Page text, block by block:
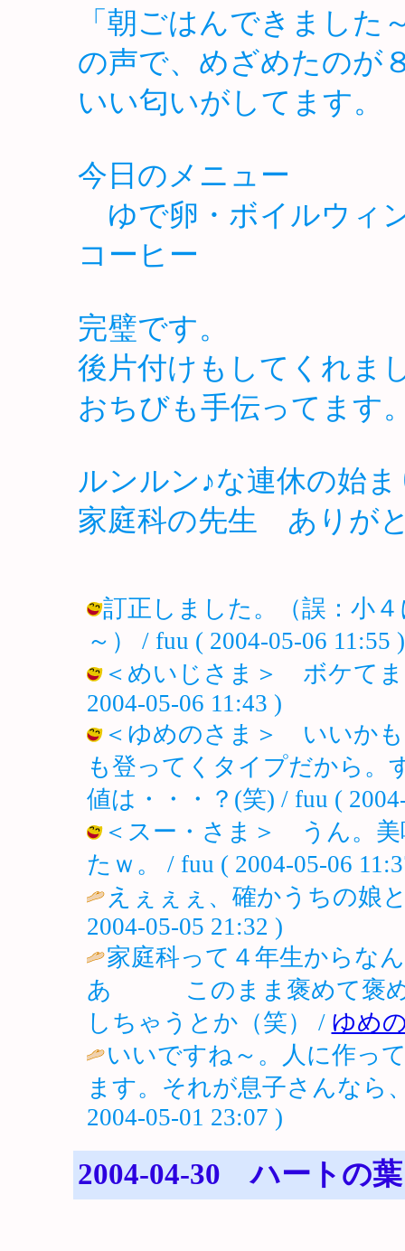
「朝ごはんできました
の声で、めざめたのが
いい匂いがしてます。
今日のメニュー
ゆで卵・ボイルウィ
コーヒー
完璧です。
後片付けもしてくれま
おちびも手伝ってます
ルンルン♪な連休の始
家庭科の先生 ありが
訂正しました。（誤：小
～） / fuu ( 2004-05-06 11:55 )
＜めいじさま＞ ボケてま
2004-05-06 11:43 )
＜ゆめのさま＞ いいかも
も登ってくタイプだから。
値は・・・？(笑) / fuu (
＜スー・さま＞ うん。美
たｗ。 / fuu ( 2004-05-06
えぇぇぇ、確かうちの娘
2004-05-05 21:32 )
家庭科って４年生からな
あ このまま褒めて褒め
しちゃうとか（笑） / ゆめ
いいですね～。人に作っ
ます。それが息子さんなら
2004-05-01 23:07 )
2004-04-30 ハートの